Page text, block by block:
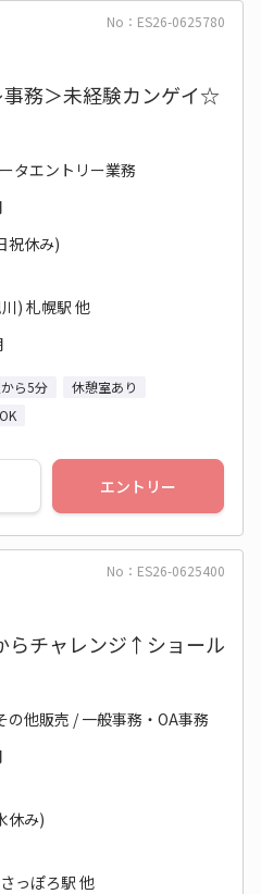
No：ES26-0625780
務＞未経験カンゲイ☆
タエントリー業務
祝休み)
) 札幌駅 他
ら5分
休憩室あり
エントリー
No：ES26-0625400
らチャレンジ↑ショール
の他販売 / 一般事務・OA事務
休み)
っぽろ駅 他